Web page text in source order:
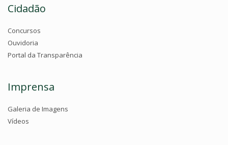
Cidadão
Concursos
Ouvidoria
Portal da Transparência
Imprensa
Galeria de Imagens
Vídeos